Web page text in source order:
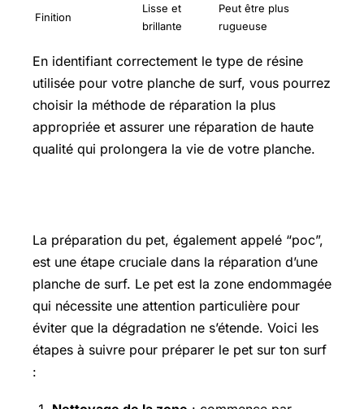
Finition
Lisse et
brillante
Peut être plus
rugueuse
En identifiant correctement le type de résine
utilisée pour votre planche de surf, vous pourrez
choisir la méthode de réparation la plus
appropriée et assurer une réparation de haute
qualité qui prolongera la vie de votre planche.
La préparation du pet, également appelé “poc”,
est une étape cruciale dans la réparation d’une
planche de surf. Le pet est la zone endommagée
qui nécessite une attention particulière pour
éviter que la dégradation ne s’étende. Voici les
étapes à suivre pour préparer le pet sur ton surf
: